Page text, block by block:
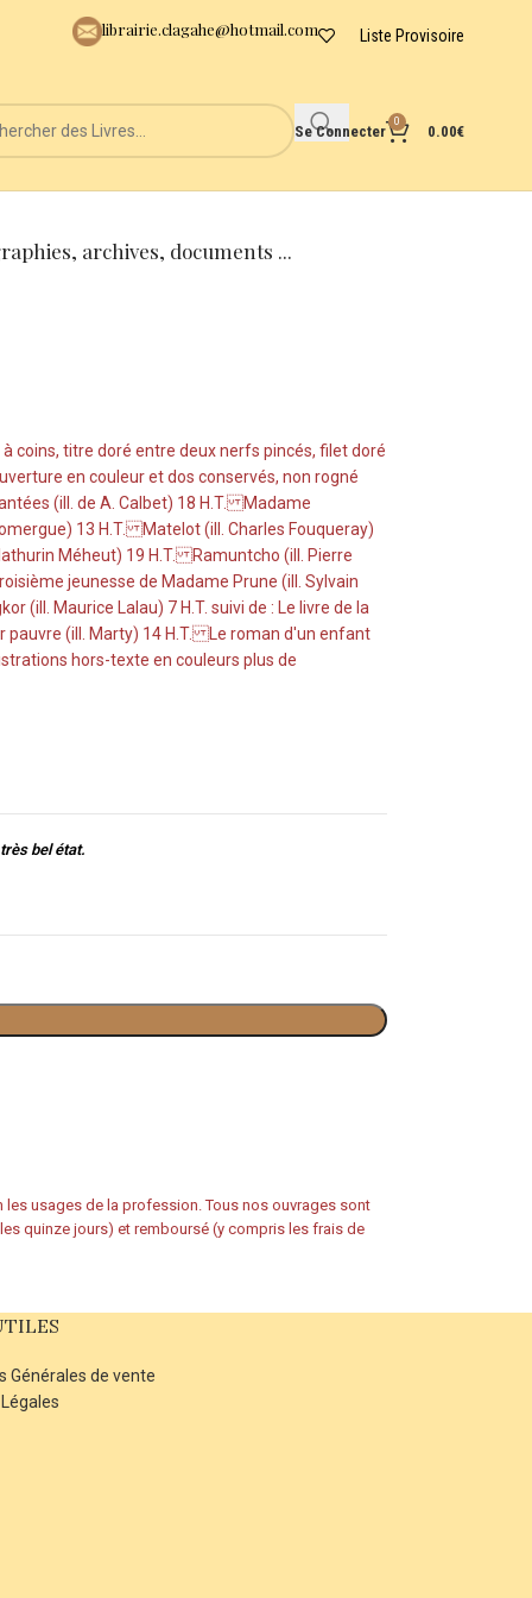
librairie.clagahe@hotmail.com Liste Provisoire
Se Connecter
0
0.00€
archives, documents ...
coins, titre doré entre deux nerfs pincés, filet doré
en couleur et dos conservés, non rogné
(ill. de A. Calbet) 18 H.T. Madame
13 H.T. Matelot (ill. Charles Fouqueray)
Méheut) 19 H.T. Ramuntcho (ill. Pierre
jeunesse de Madame Prune (ill. Sylvain
(ill. Maurice Lalau) 7 H.T. suivi de : Le livre de la
pauvre (ill. Marty) 14 H.T. Le roman d'un enfant
hors-texte en couleurs plus de
bel état.
les usages de la profession. Tous nos ouvrages sont
quinze jours) et remboursé (y compris les frais de
Générales de vente